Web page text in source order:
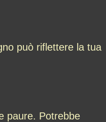
può riflettere la tua
paure. Potrebbe